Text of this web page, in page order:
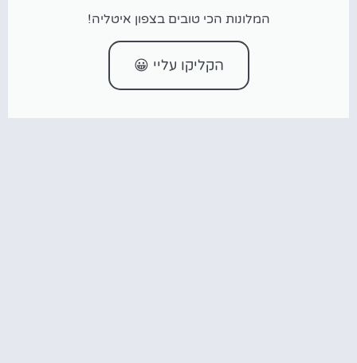
המלונות הכי טובים בצפון איטליה!
הקליקו עליי 😀